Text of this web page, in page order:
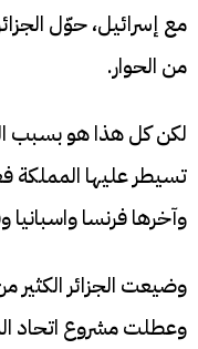
مع إسرائيل، حوّل
من الحوار.
لكن كل هذا هو بسبب
تسيطر عليها المملكة
وآخرها فرنسا واسبانيا
وضيعت الجزائر
وعطلت مشروع اتحاد